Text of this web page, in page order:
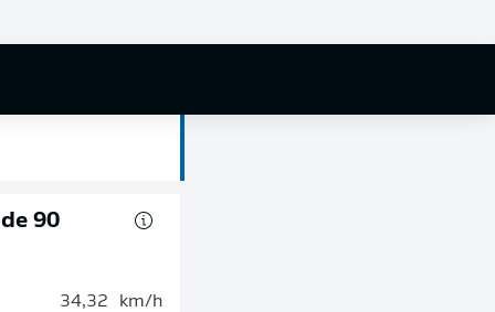
90
34,32 km/h